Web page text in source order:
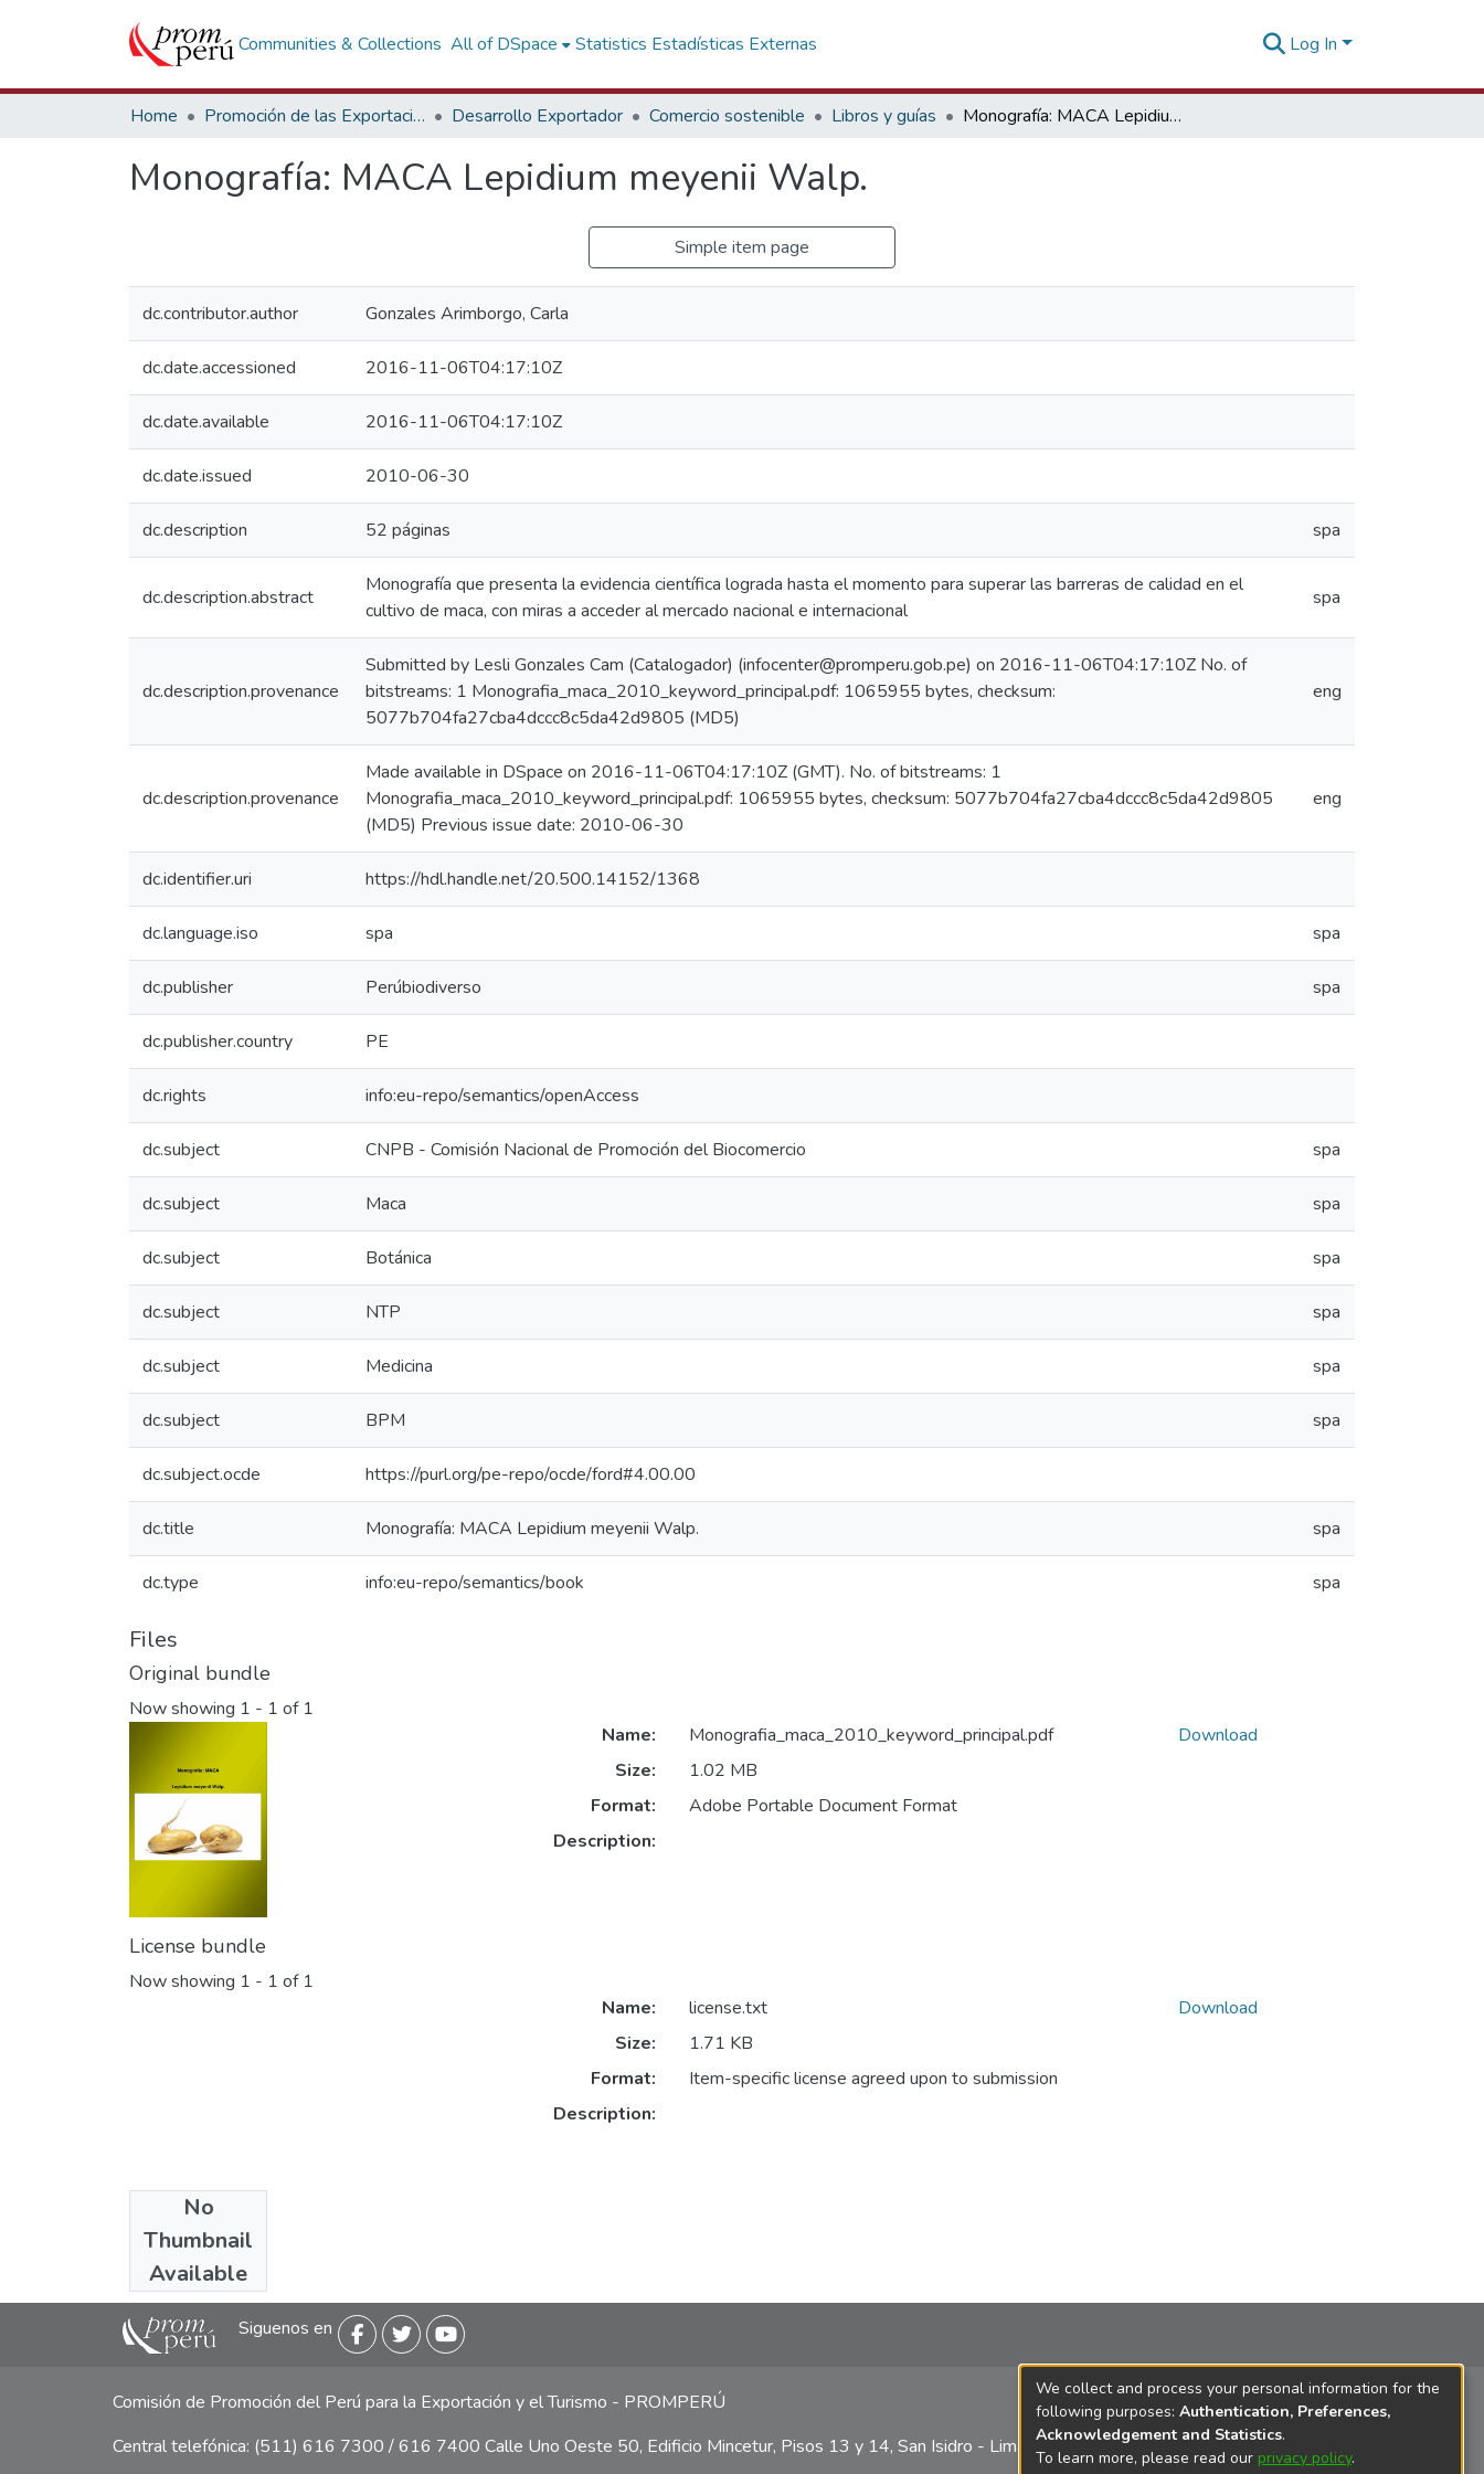
Communities & Collections All of DSpace Statistics Estadísticas Externas Log In
Home Promoción de las Exportaciones Desarrollo Exportador Comercio sostenible Libros y guías Monografía: MACA Lepidium meyenii Walp.
Monografía: MACA Lepidium meyenii Walp.
Simple item page
dc.contributor.author Gonzales Arimborgo, Carla
dc.date.accessioned 2016-11-06T04:17:10Z
dc.date.available 2016-11-06T04:17:10Z
dc.date.issued 2010-06-30
dc.description 52 páginas spa
dc.description.abstract
Monografía que presenta la evidencia científica lograda hasta el momento para superar las barreras de calidad en el
cultivo de maca, con miras a acceder al mercado nacional e internacional
spa
dc.description.provenance
Submitted by Lesli Gonzales Cam (Catalogador) (infocenter@promperu.gob.pe) on 2016-11-06T04:17:10Z No. of
bitstreams: 1 Monografia_maca_2010_keyword_principal.pdf: 1065955 bytes, checksum:
5077b704fa27cba4dccc8c5da42d9805 (MD5)
eng
dc.description.provenance
Made available in DSpace on 2016-11-06T04:17:10Z (GMT). No. of bitstreams: 1
Monografia_maca_2010_keyword_principal.pdf: 1065955 bytes, checksum: 5077b704fa27cba4dccc8c5da42d9805
(MD5) Previous issue date: 2010-06-30
eng
dc.identifier.uri https://hdl.handle.net/20.500.14152/1368
dc.language.iso spa spa
dc.publisher Perúbiodiverso spa
dc.publisher.country PE
dc.rights info:eu-repo/semantics/openAccess
dc.subject CNPB - Comisión Nacional de Promoción del Biocomercio spa
dc.subject Maca spa
dc.subject Botánica spa
dc.subject NTP spa
dc.subject Medicina spa
dc.subject BPM spa
dc.subject.ocde https://purl.org/pe-repo/ocde/ford#4.00.00
dc.title Monografía: MACA Lepidium meyenii Walp. spa
dc.type info:eu-repo/semantics/book spa
Files
Original bundle
Now showing 1 - 1 of 1
Name:
Monografia_maca_2010_keyword_principal.pdf
Size:
1.02 MB
Format:
Adobe Portable Document Format
Description:
Download
License bundle
Now showing 1 - 1 of 1
No
Thumbnail
Available
Name:
license.txt
Size:
1.71 KB
Format:
Item-specific license agreed upon to submission
Description:
Download
Collections
Libros y guías
Siguenos en
Comisión de Promoción del Perú para la Exportación y el Turismo - PROMPERÚ
Central telefónica: (511) 616 7300 / 616 7400 Calle Uno Oeste 50, Edificio Mincetur, Pisos 13 y 14, San Isidro - Lima
We collect and process your personal information for the
following purposes: Authentication, Preferences,
Acknowledgement and Statistics.
To learn more, please read our privacy policy.